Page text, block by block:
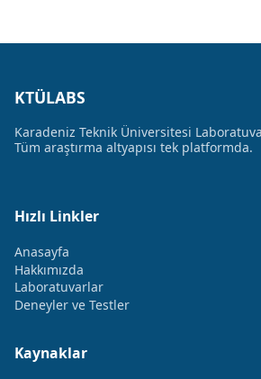
KTÜLABS
Karadeniz Teknik Üniversitesi
Tüm araştırma altyapısı tek platformda.
Hızlı Linkler
Anasayfa
Hakkımızda
Laboratuvarlar
Deneyler ve Testler
Kaynaklar